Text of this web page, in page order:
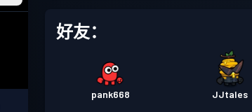
好友：
pank668 JJtales